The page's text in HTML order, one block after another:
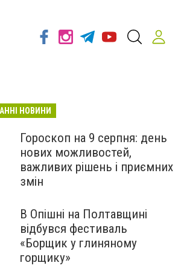
НОВИНИ
Гороскоп на 9 серпня: день
нових можливостей,
важливих рішень і приємних
змін
В Опішні на Полтавщині
відбувся фестиваль
«Борщик у глиняному
горщику»